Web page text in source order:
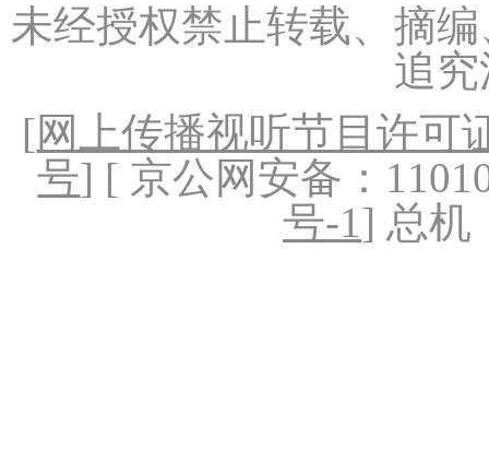
未经授权禁止转载、摘
追
[网上传播视听节目许可
号] [ 京公网安备：
号-1] 总机